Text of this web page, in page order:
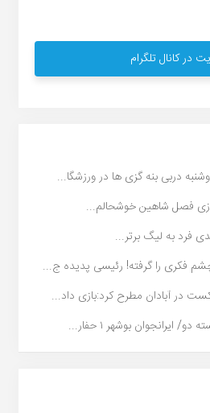
در کانال تلگرام
دربی بنه گزی ها در ورزشگا...
فصل شاهین خوشحالم...
فرد به لیگ برتر...
فکری را گرفته! رئیسی پدیده ج...
در آبادان مطرح کرد:بازی داد...
ایرانجوان بوشهر ۱ حفار...